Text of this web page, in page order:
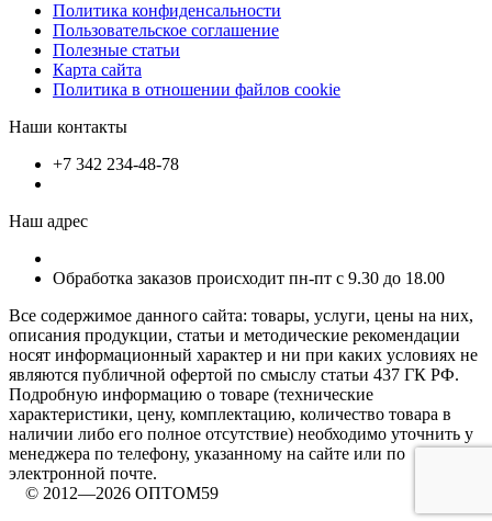
Политика конфиденсальности
Пользовательское соглашение
Полезные статьи
Карта сайта
Политика в отношении файлов cookie
Наши контакты
+7 342 234-48-78
Наш адрес
Обработка заказов происходит пн-пт с 9.30 до 18.00
Все содержимое данного сайта: товары, услуги, цены на них,
описания продукции, статьи и методические рекомендации
носят информационный характер и ни при каких условиях не
являются публичной офертой по смыслу статьи 437 ГК РФ.
Подробную информацию о товаре (технические
характеристики, цену, комплектацию, количество товара в
наличии либо его полное отсутствие) необходимо уточнить у
менеджера по телефону, указанному на сайте или по
электронной почте.
© 2012—2026 ОПТОМ59